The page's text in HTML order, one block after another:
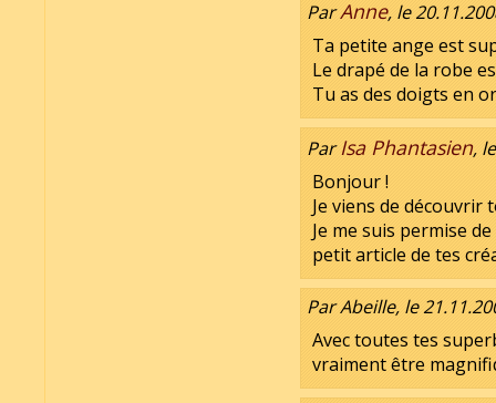
ParAnne, le
Ta petite ange est
Le drapé de la robe
Tu as des doigts en
ParIsa Phantasien,
Bonjour !
Je viens de découvrir
Je me suis permise
petit article de tes
Par Abeille, le
Avec toutes tes
vraiment être